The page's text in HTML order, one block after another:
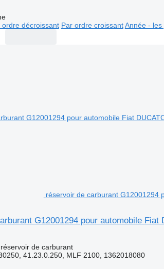
ordre décroissant Par ordre croissant Année -
réservoir de carburant G12001294
G12001294 pour automobile
de carburant
41.23.0.250, MLF 2100, 1362018080